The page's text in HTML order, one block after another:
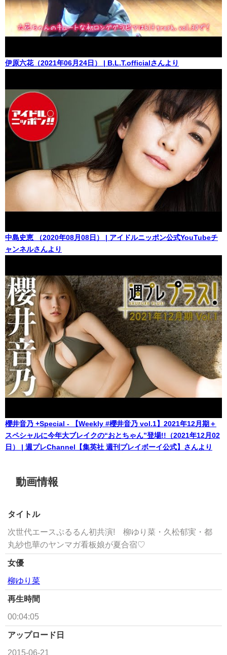
伊原六花（2021年06月24日） | B.L.T.officialさんより
中島史恵 （2020年08月08日） | アイドルニッポン公式YouTubeチ
ャンネルさんより
櫻井音乃 +Special - 【Weekly #櫻井音乃 vol.1】2021年12月期＋
スペシャルに今年大ブレイクの“おとちゃん”登場!!（2021年12月02
日） | 週プレChannel【集英社 週刊プレイボーイ公式】さんより
動画情報
タイトル
次世代エースぷるるん初共演! 柳ゆり菜・久松郁実・都
丸紗也華のヤンマガ看板娘が夏合宿♡
女優
柳ゆり菜
再生時間
00:04:05
アップロード日
2015-06-21